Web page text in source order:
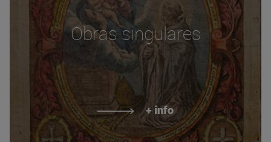
Obras singulares
+ info